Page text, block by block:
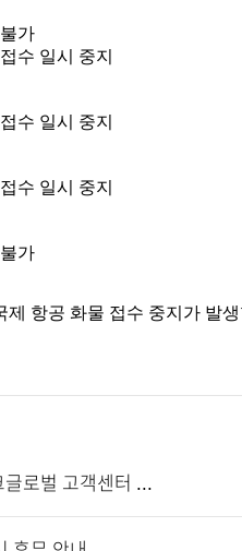
가
수 일시 중지
수 일시 중지
수 일시 중지
가
제 항공 화물 접수 중지가 발
로벌 고객센터 ...